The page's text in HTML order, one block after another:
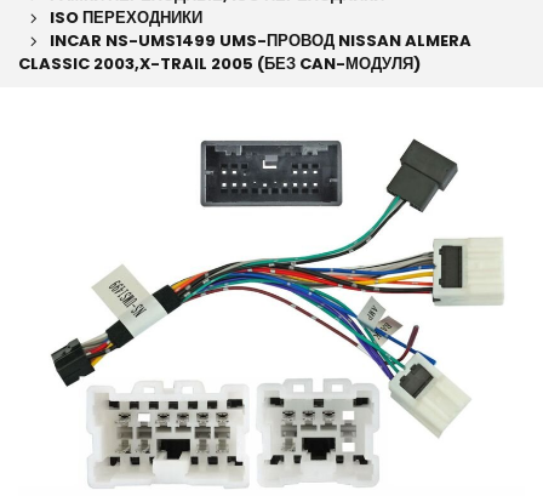
ISO ПЕРЕХОДНИКИ
INCAR NS-UMS1499 UMS-ПРОВОД NISSAN ALMERA
CLASSIC 2003,X-TRAIL 2005 (БЕЗ CAN-МОДУЛЯ)